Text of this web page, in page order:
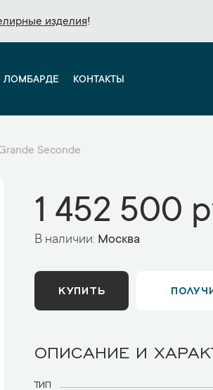
изделия!
изделия!
ЛОМБАРДЕ КОНТАКТЫ
Seconde
1 452 500
В наличии: Москва
КУПИТЬ
ОПИСАНИЕ И
ТИП